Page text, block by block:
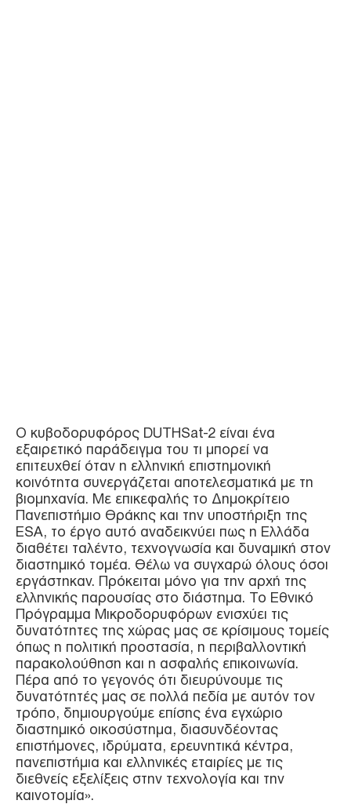
Ο κυβοδορυφόρος DUTHSat-2 είναι ένα
εξαιρετικό παράδειγμα του τι μπορεί να
επιτευχθεί όταν η ελληνική επιστημονική
κοινότητα συνεργάζεται αποτελεσματικά με τη
βιομηχανία. Με επικεφαλής το Δημοκρίτειο
Πανεπιστήμιο Θράκης και την υποστήριξη της
ESA, το έργο αυτό αναδεικνύει πως η Ελλάδα
διαθέτει ταλέντο, τεχνογνωσία και δυναμική στον
διαστημικό τομέα. Θέλω να συγχαρώ όλους όσοι
εργάστηκαν. Πρόκειται μόνο για την αρχή της
ελληνικής παρουσίας στο διάστημα. Το Εθνικό
Πρόγραμμα Μικροδορυφόρων ενισχύει τις
δυνατότητες της χώρας μας σε κρίσιμους τομείς
όπως η πολιτική προστασία, η περιβαλλοντική
παρακολούθηση και η ασφαλής επικοινωνία.
Πέρα από το γεγονός ότι διευρύνουμε τις
δυνατότητές μας σε πολλά πεδία με αυτόν τον
τρόπο, δημιουργούμε επίσης ένα εγχώριο
διαστημικό οικοσύστημα, διασυνδέοντας
επιστήμονες, ιδρύματα, ερευνητικά κέντρα,
πανεπιστήμια και ελληνικές εταιρίες με τις
διεθνείς εξελίξεις στην τεχνολογία και την
καινοτομία».